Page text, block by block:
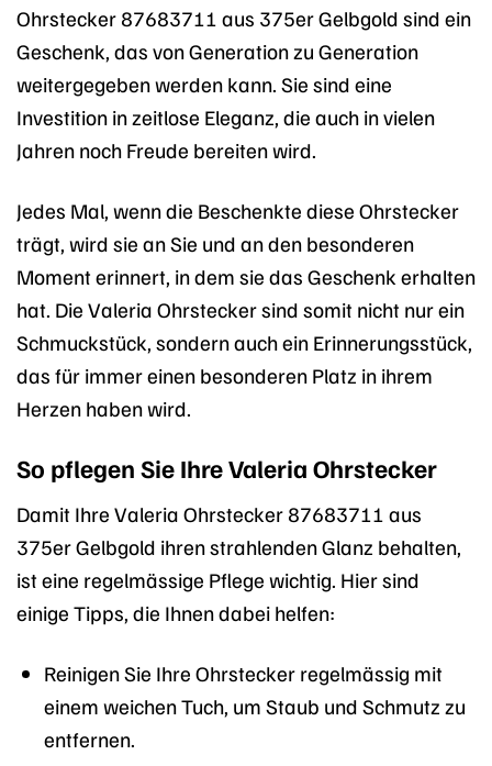
Ohrstecker 87683711 aus 375er Gelbgold sind ein
Geschenk, das von Generation zu Generation
weitergegeben werden kann. Sie sind eine
Investition in zeitlose Eleganz, die auch in vielen
Jahren noch Freude bereiten wird.
Jedes Mal, wenn die Beschenkte diese Ohrstecker
trägt, wird sie an Sie und an den besonderen
Moment erinnert, in dem sie das Geschenk erhalten
hat. Die Valeria Ohrstecker sind somit nicht nur ein
Schmuckstück, sondern auch ein Erinnerungsstück,
das für immer einen besonderen Platz in ihrem
Herzen haben wird.
So pflegen Sie Ihre Valeria Ohrstecker
Damit Ihre Valeria Ohrstecker 87683711 aus
375er Gelbgold ihren strahlenden Glanz behalten,
ist eine regelmässige Pflege wichtig. Hier sind
einige Tipps, die Ihnen dabei helfen:
Reinigen Sie Ihre Ohrstecker regelmässig mit
einem weichen Tuch, um Staub und Schmutz zu
entfernen.